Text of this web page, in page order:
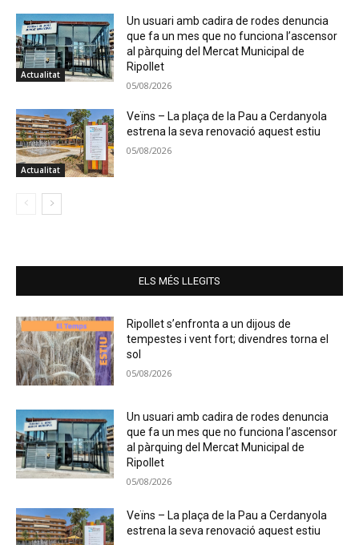
Actualitat
Un usuari amb cadira de rodes denuncia
que fa un mes que no funciona l’ascensor
al pàrquing del Mercat Municipal de
Ripollet
05/08/2026
Actualitat
Veïns – La plaça de la Pau a Cerdanyola
estrena la seva renovació aquest estiu
05/08/2026
ELS MÉS LLEGITS
Ripollet s’enfronta a un dijous de
tempestes i vent fort; divendres torna el
sol
05/08/2026
Un usuari amb cadira de rodes denuncia
que fa un mes que no funciona l’ascensor
al pàrquing del Mercat Municipal de
Ripollet
05/08/2026
Veïns – La plaça de la Pau a Cerdanyola
estrena la seva renovació aquest estiu